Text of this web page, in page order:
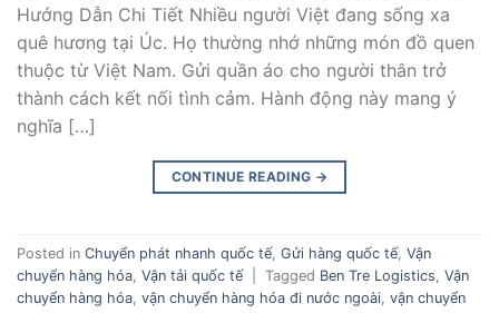
Hướng Dẫn Chi Tiết Nhiều người Việt đang sống xa
quê hương tại Úc. Họ thường nhớ những món đồ quen
thuộc từ Việt Nam. Gửi quần áo cho người thân trở
thành cách kết nối tình cảm. Hành động này mang ý
nghĩa […]
CONTINUE READING →
Posted in Chuyển phát nhanh quốc tế Gửi hàng quốc tế Vận
chuyển hàng hóa Vận tải quốc tế Tagged Ben Tre Logistics Vận
chuyển hàng hóa vận chuyển hàng hóa đi nước ngoài vận chuyển